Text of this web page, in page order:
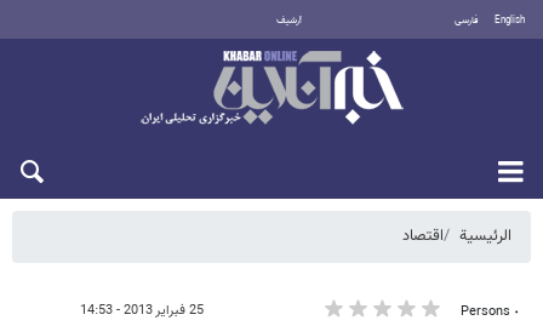
English فارسی أرشيف
الرئيسية اقتصاد
٠ Persons 25 فبراير 2013 - 14:53